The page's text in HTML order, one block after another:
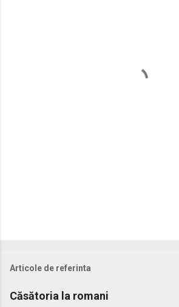
Articole de referinta
Căsătoria la romani